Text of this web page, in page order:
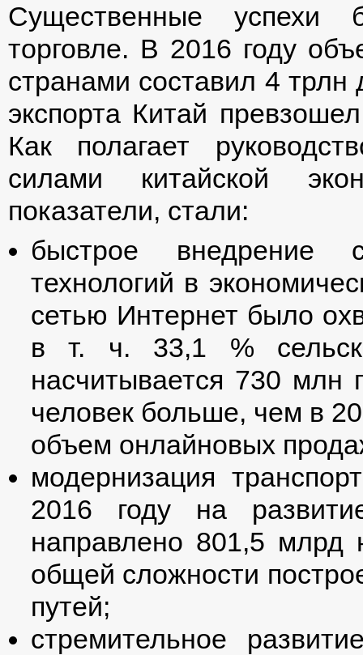
Существенные успехи
торговле. В 2016 году
странами составил 4
экспорта Китай
Как полагает
силами китайской
показатели, стали:
быстрое внедрение
технологий в
сетью Интернет было
в т. ч. 33,1 %
насчитывается 730 млн
человек больше, чем в
объем онлайновых
модернизация
2016 году на
направлено 801,5
общей сложности
путей;
стремительное